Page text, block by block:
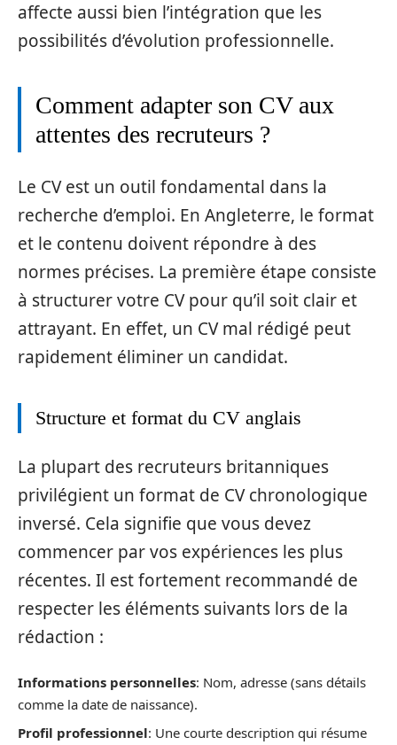
affecte aussi bien l’intégration que les
possibilités d’évolution professionnelle.
Comment adapter son CV aux
attentes des recruteurs ?
Le CV est un outil fondamental dans la
recherche d’emploi. En Angleterre, le format
et le contenu doivent répondre à des
normes précises. La première étape consiste
à structurer votre CV pour qu’il soit clair et
attrayant. En effet, un CV mal rédigé peut
rapidement éliminer un candidat.
Structure et format du CV anglais
La plupart des recruteurs britanniques
privilégient un format de CV chronologique
inversé. Cela signifie que vous devez
commencer par vos expériences les plus
récentes. Il est fortement recommandé de
respecter les éléments suivants lors de la
rédaction :
Informations personnelles: Nom, adresse (sans détails
comme la date de naissance).
Profil professionnel: Une courte description qui résume